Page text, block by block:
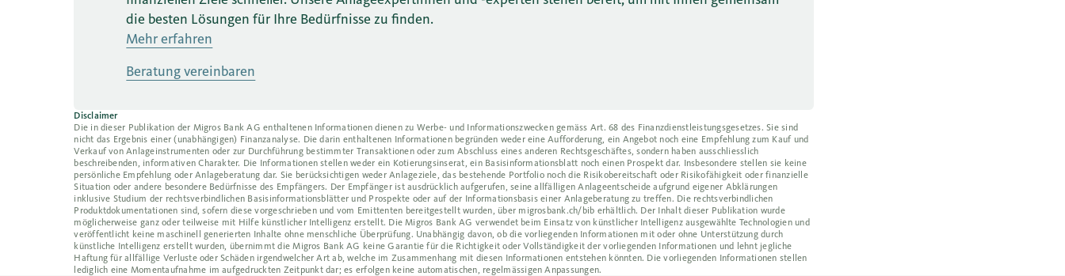
die besten Lösungen für Ihre Bedürfnisse zu finden.
Mehr erfahren
Beratung vereinbaren
Disclaimer
Die in dieser Publikation der Migros Bank AG enthaltenen Informationen dienen zu Werbe- und Informationszwecken gemäss Art. 68 des Finanzdienstleistungsgesetzes. Sie sind
nicht das Ergebnis einer (unabhängigen) Finanzanalyse. Die darin enthaltenen Informationen begründen weder eine Aufforderung, ein Angebot noch eine Empfehlung zum Kauf und
Verkauf von Anlageinstrumenten oder zur Durchführung bestimmter Transaktionen oder zum Abschluss eines anderen Rechtsgeschäftes, sondern haben ausschliesslich
beschreibenden, informativen Charakter. Die Informationen stellen weder ein Kotierungsinserat, ein Basisinformationsblatt noch einen Prospekt dar. Insbesondere stellen sie keine
persönliche Empfehlung oder Anlageberatung dar. Sie berücksichtigen weder Anlageziele, das bestehende Portfolio noch die Risikobereitschaft oder Risikofähigkeit oder finanzielle
Situation oder andere besondere Bedürfnisse des Empfängers. Der Empfänger ist ausdrücklich aufgerufen, seine allfälligen Anlageentscheide aufgrund eigener Abklärungen
inklusive Studium der rechtsverbindlichen Basisinformationsblätter und Prospekte oder auf der Informationsbasis einer Anlageberatung zu treffen. Die rechtsverbindlichen
Produktdokumentationen sind, sofern diese vorgeschrieben und vom Emittenten bereitgestellt wurden, über migrosbank.ch/bib erhältlich. Der Inhalt dieser Publikation wurde
möglicherweise ganz oder teilweise mit Hilfe künstlicher Intelligenz erstellt. Die Migros Bank AG verwendet beim Einsatz von künstlicher Intelligenz ausgewählte Technologien und
veröffentlicht keine maschinell generierten Inhalte ohne menschliche Überprüfung. Unabhängig davon, ob die vorliegenden Informationen mit oder ohne Unterstützung durch
künstliche Intelligenz erstellt wurden, übernimmt die Migros Bank AG keine Garantie für die Richtigkeit oder Vollständigkeit der vorliegenden Informationen und lehnt jegliche
Haftung für allfällige Verluste oder Schäden irgendwelcher Art ab, welche im Zusammenhang mit diesen Informationen entstehen könnten. Die vorliegenden Informationen stellen
lediglich eine Momentaufnahme im aufgedruckten Zeitpunkt dar; es erfolgen keine automatischen, regelmässigen Anpassungen.